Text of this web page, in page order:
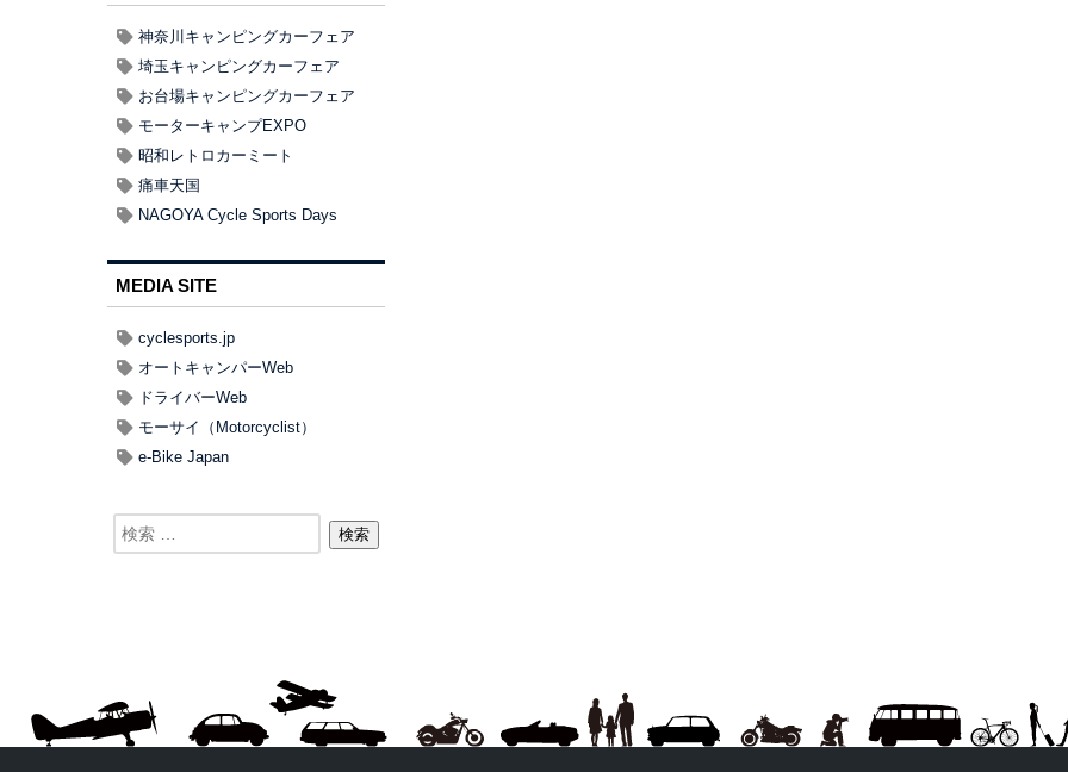
神奈川キャンピングカーフェア
埼玉キャンピングカーフェア
お台場キャンピングカーフェア
モーターキャンプEXPO
昭和レトロカーミート
痛車天国
NAGOYA Cycle Sports Days
MEDIA SITE
cyclesports.jp
オートキャンパーWeb
ドライバーWeb
モーサイ（Motorcyclist）
e-Bike Japan